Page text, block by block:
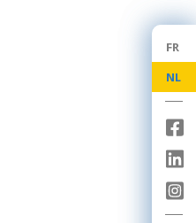
FR
NL
FR
NL